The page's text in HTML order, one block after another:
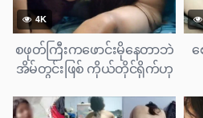
4K
စဖုတ်ကြီးကဖောင်းမိုနေတာဘဲ
အိမ်တွင်းဖြစ် ကိုယ်တိုင်ရိုက်ဟု